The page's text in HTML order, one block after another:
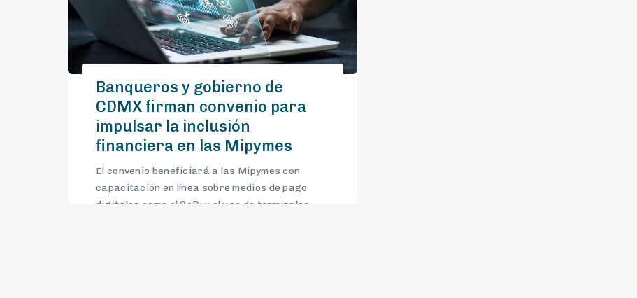
Banqueros y gobierno de
CDMX firman convenio para
impulsar la inclusión
financiera en las Mipymes
El convenio beneficiará a las Mipymes con
capacitación en línea sobre medios de pago
digitales como el CoDi y el uso de terminales